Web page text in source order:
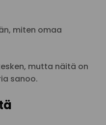
miten omaa
mutta näitä on
sanoo.